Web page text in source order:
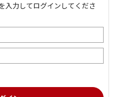
入力してログインしてくださ